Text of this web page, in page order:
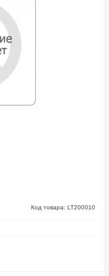
Код товара: LT200010